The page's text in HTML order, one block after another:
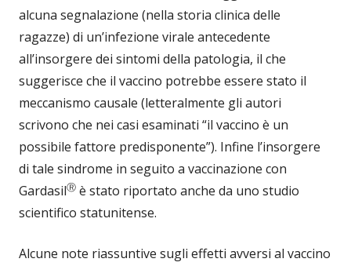
alcuna segnalazione (nella storia clinica delle
ragazze) di un’infezione virale antecedente
all’insorgere dei sintomi della patologia, il che
suggerisce che il vaccino potrebbe essere stato il
meccanismo causale (letteralmente gli autori
scrivono che nei casi esaminati “il vaccino è un
possibile fattore predisponente”). Infine l’insorgere
di tale sindrome in seguito a vaccinazione con
GardasilⓇ è stato riportato anche da uno studio
scientifico statunitense.
Alcune note riassuntive sugli effetti avversi al vaccino